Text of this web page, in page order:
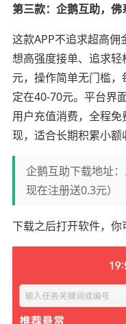
第三款：企鹅互助，佛
这款APP不追求超高
想高强度接单、追求
元，操作简单无门槛
定在40-70元。平台界
用户充值消费，全程
现，适合长期积累小额
企鹅互助下载地址：
现在注册送0.3元）
下载之后打开软件，你